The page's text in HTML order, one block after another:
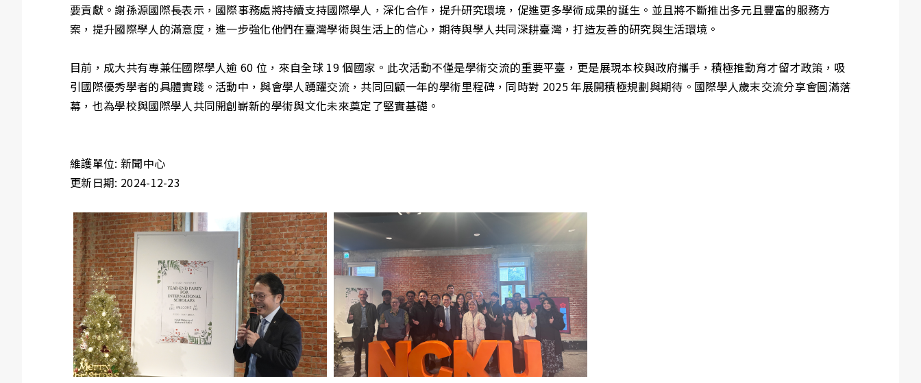
要貢獻。謝孫源國際長表示，國際事務處將持續支持國際學人，深化合作，提升研究環境，促進更多學術成果的誕生。並且將不斷推出多元且豐富的服務方
案，提升國際學人的滿意度，進一步強化他們在臺灣學術與生活上的信心，期待與學人共同深耕臺灣，打造友善的研究與生活環境。
目前，成大共有專兼任國際學人逾 60 位，來自全球 19 個國家。此次活動不僅是學術交流的重要平臺，更是展現本校與政府攜手，積極推動育才留才政策，吸
引國際優秀學者的具體實踐。活動中，與會學人踴躍交流，共同回顧一年的學術里程碑，同時對 2025 年展開積極規劃與期待。國際學人歲末交流分享會圓滿落
幕，也為學校與國際學人共同開創嶄新的學術與文化未來奠定了堅實基礎。
維護單位: 新聞中心
更新日期: 2024-12-23